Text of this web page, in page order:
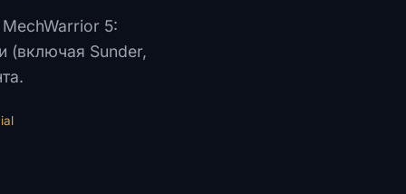
5:
(включая Sunder,